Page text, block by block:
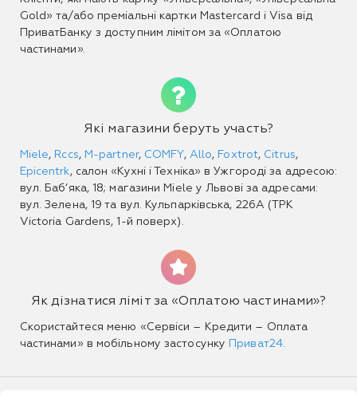
Gold» та/або преміальні картки Mastercard і Visa від
ПриватБанку з доступним лімітом за «Оплатою
частинами».
Які магазини беруть участь?
Miele, Rccs, M-partner, COMFY, Allo, Foxtrot, Citrus,
Epicentrk , салон «Кухні і Техніка» в Ужгороді за адресою:
вул. Баб’яка, 18; магазини Miele у Львові за адресами:
вул. Зелена, 19 та вул. Кульпарківська, 226А (ТРК
Victoria Gardens, 1-й поверх).
Як дізнатися ліміт за «Оплатою частинами»?
Скористайтеся меню «Сервіси – Кредити – Оплата
частинами» в мобільному застосунку Приват24.